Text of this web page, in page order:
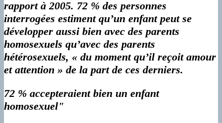
rapport à 2005. 72 % des personnes
interrogées estiment qu’un enfant peut se
développer aussi bien avec des parents
homosexuels qu’avec des parents
hétérosexuels, « du moment qu’il reçoit amour
et attention » de la part de ces derniers.
72 % accepteraient bien un enfant
homosexuel"